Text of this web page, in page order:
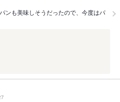
ンも美味しそうだったので、今度はパ